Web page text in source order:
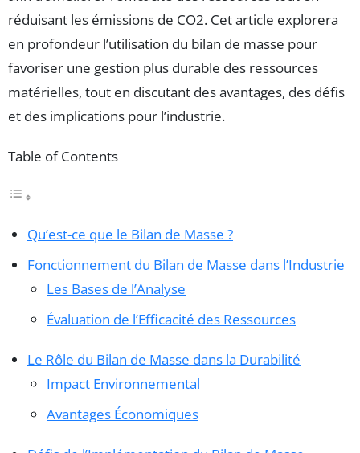
réduisant les émissions de CO2. Cet article explorera
en profondeur l’utilisation du bilan de masse pour
favoriser une gestion plus durable des ressources
matérielles, tout en discutant des avantages, des défis
et des implications pour l’industrie.
Table of Contents
Qu’est-ce que le Bilan de Masse ?
Fonctionnement du Bilan de Masse dans l’Industrie
Les Bases de l’Analyse
Évaluation de l’Efficacité des Ressources
Le Rôle du Bilan de Masse dans la Durabilité
Impact Environnemental
Avantages Économiques